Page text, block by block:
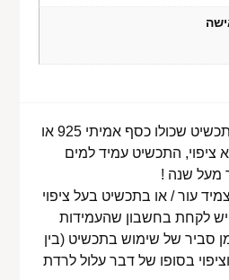
במידה ומדובר בתכשיט שכולו כסף אמיתי 925 או
ציפוי, התכשיט עמיד למים
מעל שנה !
עור / או בתכשיט בעל ציפוי
לקחת בחשבון שהעמידות
סביר של שימוש בתכשיט (בין
בסופו של דבר עלול לרדת